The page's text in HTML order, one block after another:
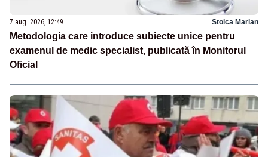
7 aug. 2026, 12:49 Stoica Marian
Metodologia care introduce subiecte unice pentru
examenul de medic specialist, publicată în Monitorul
Oficial